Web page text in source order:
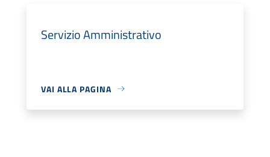
Servizio Amministrativo
VAI ALLA PAGINA